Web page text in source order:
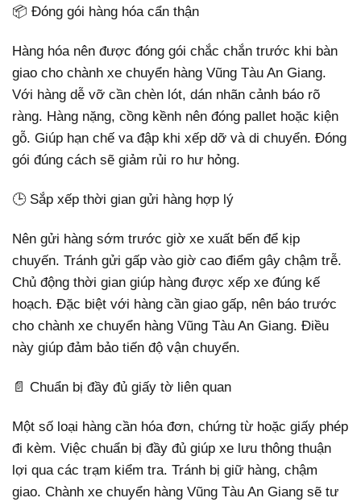
📦 Đóng gói hàng hóa cẩn thận
Hàng hóa nên được đóng gói chắc chắn trước khi bàn
giao cho chành xe chuyển hàng Vũng Tàu An Giang.
Với hàng dễ vỡ cần chèn lót, dán nhãn cảnh báo rõ
ràng. Hàng nặng, cồng kềnh nên đóng pallet hoặc kiện
gỗ. Giúp hạn chế va đập khi xếp dỡ và di chuyển. Đóng
gói đúng cách sẽ giảm rủi ro hư hỏng.
🕒 Sắp xếp thời gian gửi hàng hợp lý
Nên gửi hàng sớm trước giờ xe xuất bến để kịp
chuyến. Tránh gửi gấp vào giờ cao điểm gây chậm trễ.
Chủ động thời gian giúp hàng được xếp xe đúng kế
hoạch. Đặc biệt với hàng cần giao gấp, nên báo trước
cho chành xe chuyển hàng Vũng Tàu An Giang. Điều
này giúp đảm bảo tiến độ vận chuyển.
📄 Chuẩn bị đầy đủ giấy tờ liên quan
Một số loại hàng cần hóa đơn, chứng từ hoặc giấy phép
đi kèm. Việc chuẩn bị đầy đủ giúp xe lưu thông thuận
lợi qua các trạm kiểm tra. Tránh bị giữ hàng, chậm
giao. Chành xe chuyển hàng Vũng Tàu An Giang sẽ tư